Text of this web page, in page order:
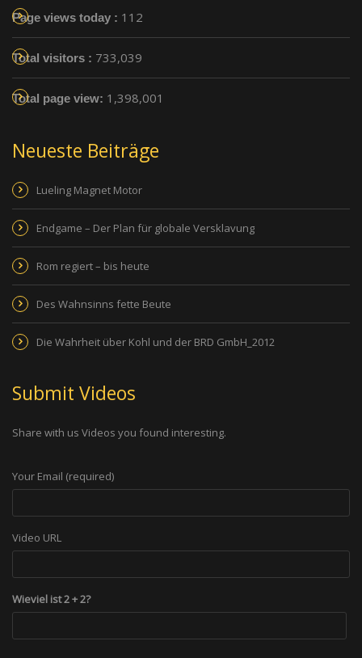
Page views today : 112
Total visitors : 733,039
Total page view: 1,398,001
Neueste Beiträge
Lueling Magnet Motor
Endgame – Der Plan für globale Versklavung
Rom regiert – bis heute
Des Wahnsinns fette Beute
Die Wahrheit über Kohl und der BRD GmbH_2012
Submit Videos
Share with us Videos you found interesting.
Your Email (required)
Video URL
Wieviel ist 2 + 2?